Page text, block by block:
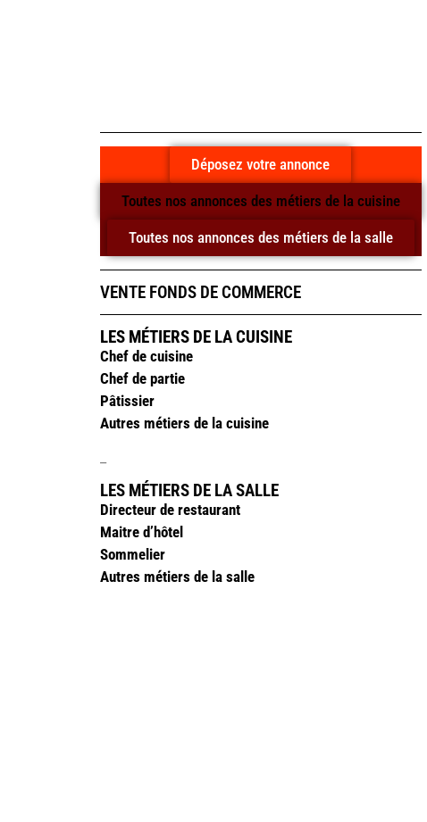
Déposez votre annonce
Toutes nos annonces des métiers de la cuisine
Toutes nos annonces des métiers de la salle
VENTE FONDS DE COMMERCE
LES MÉTIERS DE LA CUISINE
Chef de cuisine
Chef de partie
Pâtissier
Autres métiers de la cuisine
LES MÉTIERS DE LA SALLE
Directeur de restaurant
Maitre d’hôtel
Sommelier
Autres métiers de la salle